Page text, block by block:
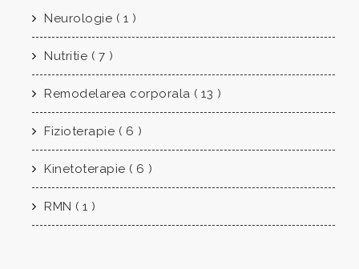
Neurologie ( 1 )
Nutritie ( 7 )
Remodelarea corporala ( 13 )
Fizioterapie ( 6 )
Kinetoterapie ( 6 )
RMN ( 1 )